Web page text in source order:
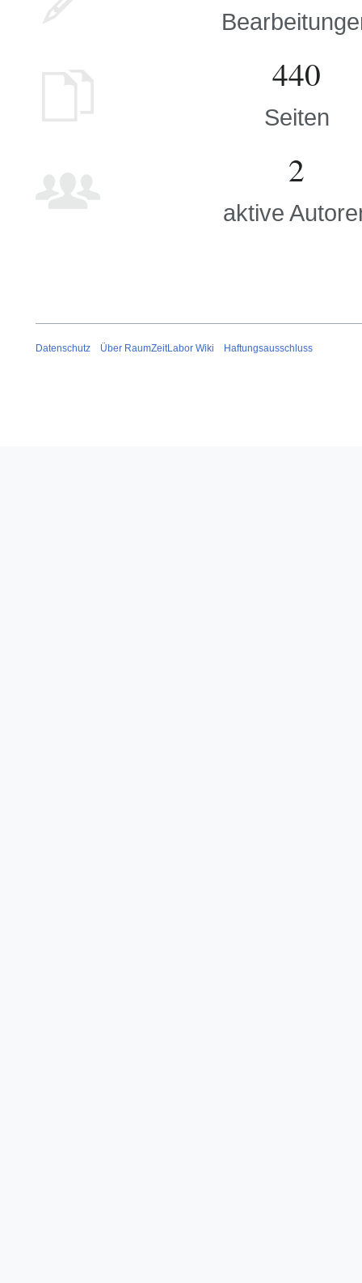
440
Seiten
2
aktive
Datenschutz Über RaumZeitLabor Wiki Haftungsausschluss